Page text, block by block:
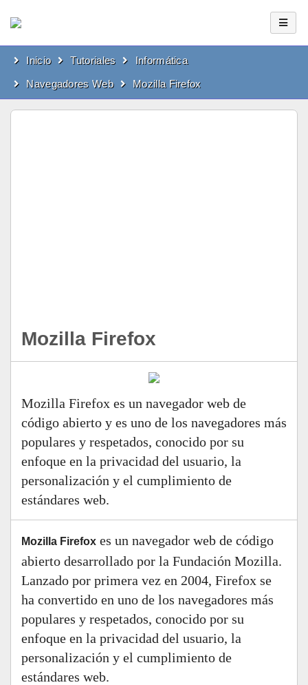
Inicio Tutoriales
Informática
Navegadores Web
Mozilla Firefox
Mozilla Firefox
Mozilla Firefox es un navegador web de
código abierto y es uno de los navegadores más
populares y respetados, conocido por su
enfoque en la privacidad del usuario, la
personalización y el cumplimiento de
estándares web.
Mozilla Firefox es un navegador web de código
abierto desarrollado por la Fundación Mozilla.
Lanzado por primera vez en 2004, Firefox se
ha convertido en uno de los navegadores más
populares y respetados, conocido por su
enfoque en la privacidad del usuario, la
personalización y el cumplimiento de
estándares web.